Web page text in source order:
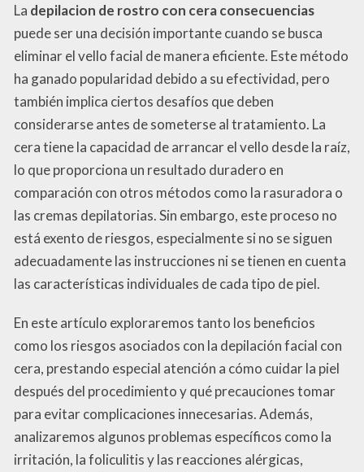
La depilacion de rostro con cera consecuencias
puede ser una decisión importante cuando se busca
eliminar el vello facial de manera eficiente. Este método
ha ganado popularidad debido a su efectividad, pero
también implica ciertos desafíos que deben
considerarse antes de someterse al tratamiento. La
cera tiene la capacidad de arrancar el vello desde la raíz,
lo que proporciona un resultado duradero en
comparación con otros métodos como la rasuradora o
las cremas depilatorias. Sin embargo, este proceso no
está exento de riesgos, especialmente si no se siguen
adecuadamente las instrucciones ni se tienen en cuenta
las características individuales de cada tipo de piel.
En este artículo exploraremos tanto los beneficios
como los riesgos asociados con la depilación facial con
cera, prestando especial atención a cómo cuidar la piel
después del procedimiento y qué precauciones tomar
para evitar complicaciones innecesarias. Además,
analizaremos algunos problemas específicos como la
irritación, la foliculitis y las reacciones alérgicas,